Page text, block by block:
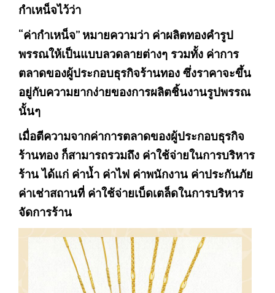
กำเหน็จไว้ว่า
“ค่ากำเหน็จ” หมายความว่า ค่าผลิตทองคำรูป
พรรณให้เป็นแบบลวดลายต่างๆ รวมทั้ง ค่าการ
ตลาดของผู้ประกอบธุรกิจร้านทอง ซึ่งราคาจะขึ้น
อยู่กับความยากง่ายของการผลิตชิ้นงานรูปพรรณ
นั้นๆ
เมื่อตีความจากค่าการตลาดของผู้ประกอบธุรกิจ
ร้านทอง ก็สามารถรวมถึง ค่าใช้จ่ายในการบริหาร
ร้าน ได้แก่ ค่าน้ำ ค่าไฟ ค่าพนักงาน ค่าประกันภัย
ค่าเช่าสถานที่ ค่าใช้จ่ายเบ็ดเตล็ดในการบริหาร
จัดการร้าน